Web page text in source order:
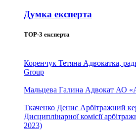
Думка експерта
TOP-3 експерта
Коренчук Тетяна Адвокатка,
Group
Мальцева Галина Адвокат АО
Ткаченко Денис Арбітражний
Дисциплінарної комісії
2023)